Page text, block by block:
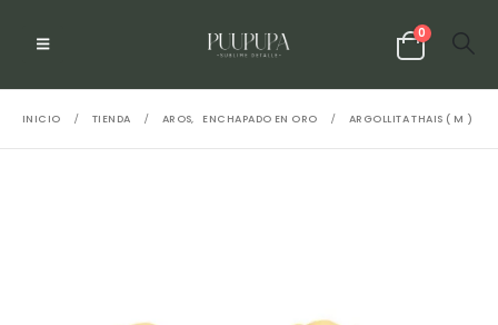
0
INICIO TIENDA AROS, ENCHAPADO EN ORO ARGOLLITA THAIS ( M )